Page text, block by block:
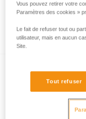
Position de
ferrata
Vous pouvez retirer votre
Paramètres des cookies »
Le fait de refuser tout ou
utilisateur, mais en aucun
Site.
Tout refuser